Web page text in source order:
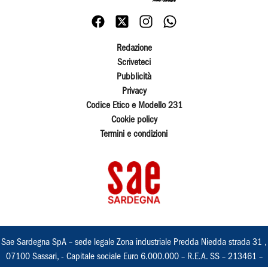
Redazione
Scriveteci
Pubblicità
Privacy
Codice Etico e Modello 231
Cookie policy
Termini e condizioni
Sae Sardegna SpA – sede legale Zona industriale Predda Niedda strada 31 ,
07100 Sassari, - Capitale sociale Euro 6.000.000 – R.E.A. SS – 213461 –